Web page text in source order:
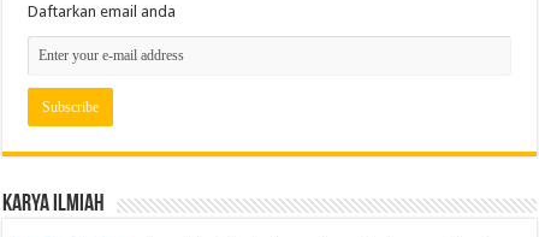
Daftarkan email anda
Karya Ilmiah